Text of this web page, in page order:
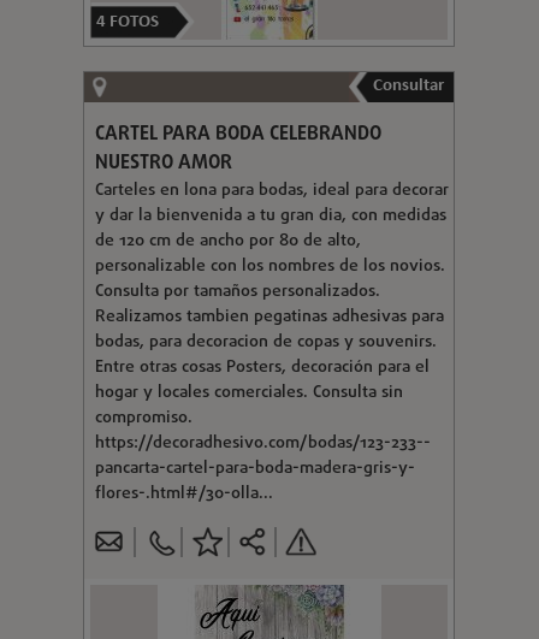
4 FOTOS
Consultar
CARTEL PARA BODA CELEBRANDO
NUESTRO AMOR
Carteles en lona para bodas, ideal para decorar
y dar la bienvenida a tu gran dia, con medidas
de 120 cm de ancho por 80 de alto,
personalizable con los nombres de los novios.
Consulta por tamaños personalizados.
Realizamos tambien pegatinas adhesivas para
bodas, para decoracion de copas y souvenirs.
Entre otras cosas Posters, decoración para el
hogar y locales comerciales. Consulta sin
compromiso.
https://decoradhesivo.com/bodas/123-233--
pancarta-cartel-para-boda-madera-gris-y-
flores-.html#/30-olla...